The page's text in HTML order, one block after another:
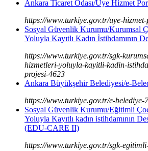
Ankara Ticaret Odası/Üye Hizmet
https://www.turkiye.gov.tr/uye-
Sosyal Güvenlik Kurumu/Kurumsal
Yoluyla Kayıtlı Kadın İstihdamının
https://www.turkiye.gov.tr/sgk-
hizmetleri-yoluyla-kayitli-kadin-
projesi-4623
Ankara Büyükşehir Belediyesi/e-
https://www.turkiye.gov.tr/e-belediye-
Sosyal Güvenlik Kurumu/Eğitimli
Yoluyla Kayıtlı kadın istihdamının
(EDU-CARE II)
https://www.turkiye.gov.tr/sgk-